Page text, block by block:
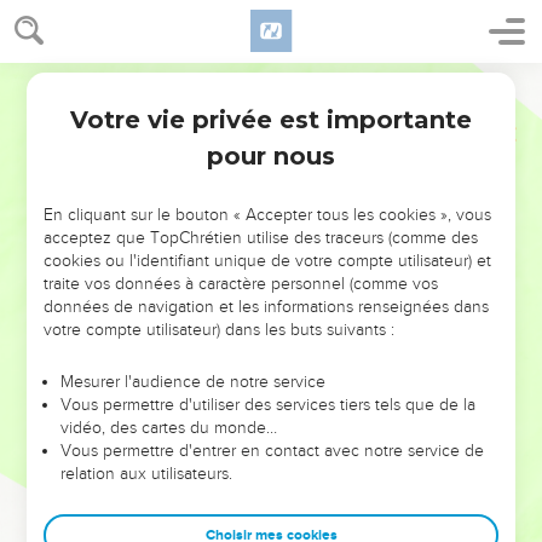
NE MANQUEZ PAS L’ÉVÉNEMENT
DE L’ANNÉE !
ET SI LEURS ERREURS POUVAIENT VOUS ÉVITER LES
VOTRES ?
leur foi ou leur vision. Mais on voit moins les doutes, les erreurs
et les saisons difficiles qu'ils ont traversés, alors même que ce
sont elles qui les ont façonnés.
Dans cette conférence, leaders, entrepreneurs, et responsables
clés pour avancer avec plus de sagesse afin que leurs erreurs
Votre vie privée est importante
pour nous
En cliquant sur le bouton « Accepter tous les cookies », vous
acceptez que TopChrétien utilise des traceurs (comme des
cookies ou l'identifiant unique de votre compte utilisateur) et
traite vos données à caractère personnel (comme vos
données de navigation et les informations renseignées dans
votre compte utilisateur) dans les buts suivants :
Mesurer l'audience de notre service
Vous permettre d'utiliser des services tiers tels que de la
vidéo, des cartes du monde…
Vous permettre d'entrer en contact avec notre service de
relation aux utilisateurs.
Choisir mes cookies